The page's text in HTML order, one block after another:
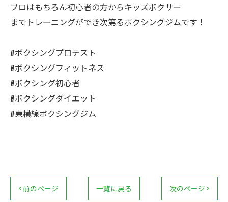
プロはもちろん初心者の方からキッズボクサー
までトレーニングができ次第るボクシングジムです！
#ボクシングプロテスト
#ボクシングフィットネス
#ボクシング初心者
#ボクシングダイエット
#東横線ボクシングジム
< 前のページ 一覧に戻る 次のページ >